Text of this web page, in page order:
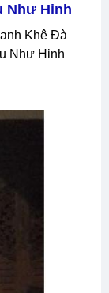
Như Hinh
Như Hinh